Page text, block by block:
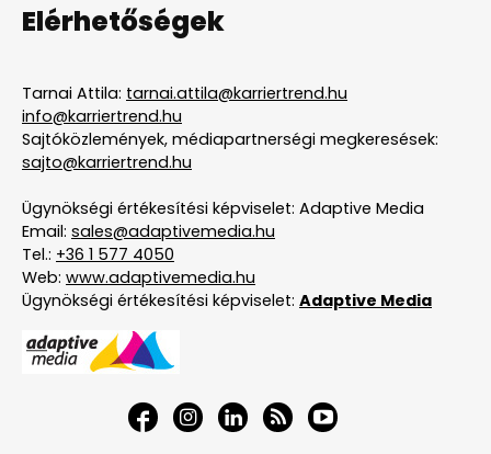
Elérhetőségek
Tarnai Attila: tarnai.attila@karriertrend.hu
info@karriertrend.hu
Sajtóközlemények, médiapartnerségi megkeresések:
sajto@karriertrend.hu
Ügynökségi értékesítési képviselet: Adaptive Media
Email: sales@adaptivemedia.hu
Tel.: +36 1 577 4050
Web: www.adaptivemedia.hu
Ügynökségi értékesítési képviselet: Adaptive Media